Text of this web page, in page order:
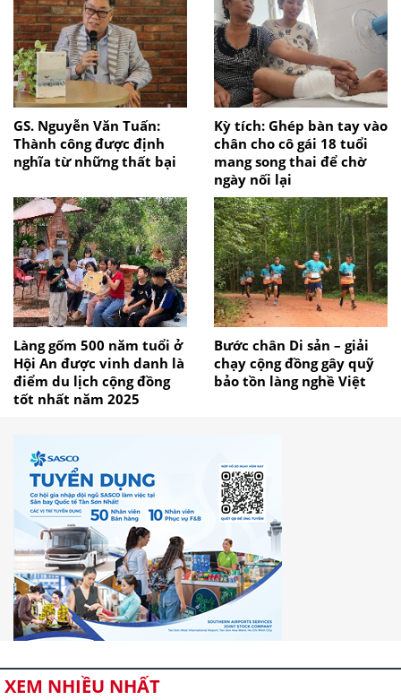
GS. Nguyễn Văn Tuấn:
Thành công được định
nghĩa từ những thất bại
Kỳ tích: Ghép bàn tay vào
chân cho cô gái 18 tuổi
mang song thai để chờ
ngày nối lại
Làng gốm 500 năm tuổi ở
Hội An được vinh danh là
điểm du lịch cộng đồng
tốt nhất năm 2025
Bước chân Di sản – giải
chạy cộng đồng gây quỹ
bảo tồn làng nghề Việt
XEM NHIỀU NHẤT